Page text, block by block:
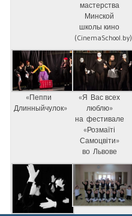
мастерства
Минской
школы кино
(CinemaSchool.by)
«Пеппи
Длинныйчулок»
«Я Вас всех
люблю»
на фестивале
«Розмаїті
Самоцвіти»
во Львове